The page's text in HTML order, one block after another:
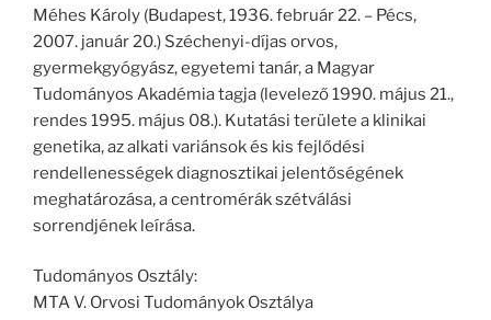
Méhes Károly (Budapest, 1936. február 22. – Pécs,
2007. január 20.) Széchenyi-díjas orvos,
gyermekgyógyász, egyetemi tanár, a Magyar
Tudományos Akadémia tagja (levelező 1990. május 21.,
rendes 1995. május 08.). Kutatási területe a klinikai
genetika, az alkati variánsok és kis fejlődési
rendellenességek diagnosztikai jelentőségének
meghatározása, a centromérák szétválási
sorrendjének leírása.
Tudományos Osztály:
MTA V. Orvosi Tudományok Osztálya